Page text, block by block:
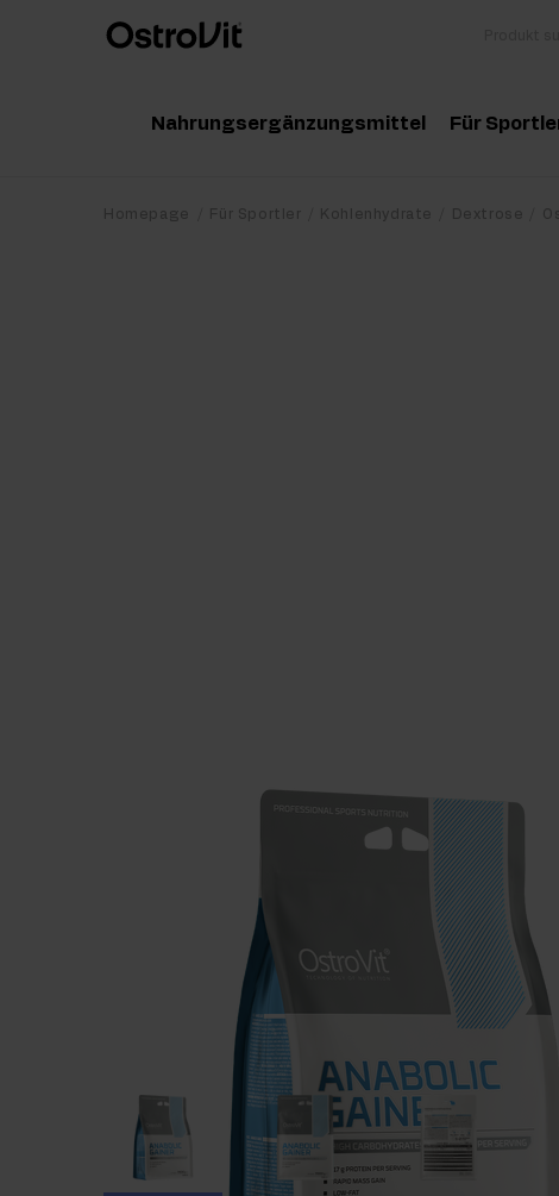
Nahrungsergänzungsmittel Für
Homepage Für Sportler Kohlenhydrate Dextrose